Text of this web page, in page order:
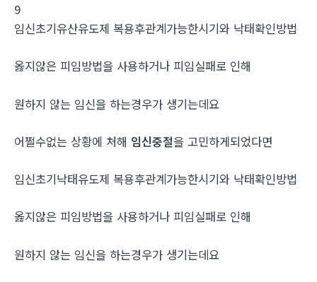
9
임신초기유산유도제 복용후관계가능한시기와 낙태확인방법
옳지않은 피임방법을 사용하거나 피임실패로 인해
원하지 않는 임신을 하는경우가 생기는데요
어쩔수없는 상황에 처해 임신중절을 고민하게되었다면
임신초기낙태유도제 복용후관계가능한시기와 낙태확인방법
옳지않은 피임방법을 사용하거나 피임실패로 인해
원하지 않는 임신을 하는경우가 생기는데요